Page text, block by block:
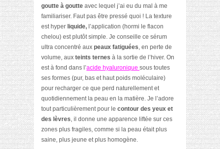
goutte à goutte avec lequel j’ai eu du mal à me
familiariser. Faut pas être pressé quoi ! La texture
est hyper liquide, l’application (hormi le flacon
chelou) est plutôt simple. Je conseille ce sérum
ultra concentré aux peaux fatiguées, en perte de
volume, aux teints ternes à la sortie de l’hiver. On
est à fond dans l’acide hyaluronique sous toutes
ses formes (pur, bas et haut poids moléculaire)
pour recharger ce que perd naturellement et
quotidiennement la peau en la matière. Je l’adore
tout particulièrement pour le contour des yeux et
des lèvres, il donne une apparence liftée sur ces
zones plus fragiles, comme si la peau était plus
saine, plus jeune et plus homogène.